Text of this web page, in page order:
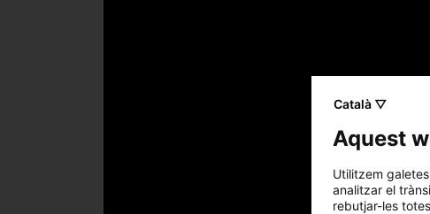
Català ▽
Aquest
Utilitzem
analitzar el
rebutjar-les